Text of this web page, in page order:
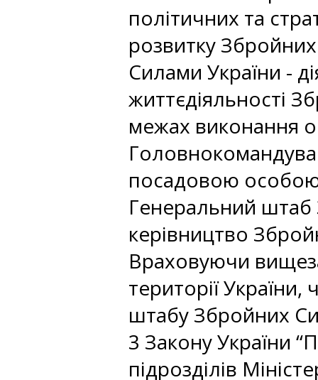
політичних та
розвитку
Силами України -
життєдіяльності
межах виконання
посадовою особою
Генеральний штаб
керівництво
Враховуючи
території
штабу Збройних
3 Закону України
підрозділів